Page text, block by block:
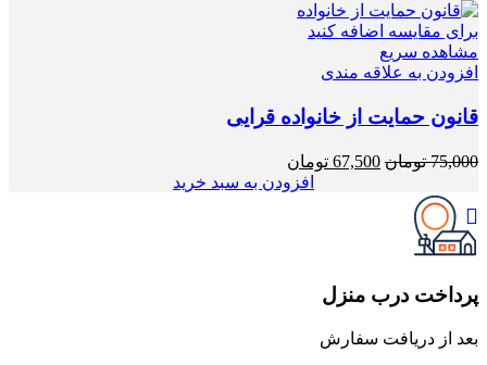
برای مقایسه اضافه کنید
مشاهده سریع
افزودن به علاقه مندی
قانون حمایت از خانواده قرایی
75,000 تومان قیمت
67,500 تومان
فعلی
افزودن به سبد خرید
پرداخت درب منزل
بعد از دریافت سفارش